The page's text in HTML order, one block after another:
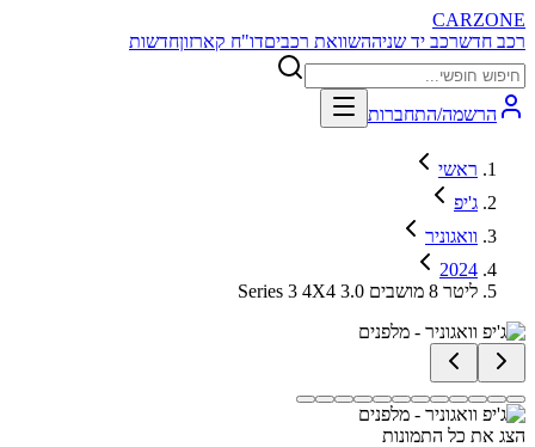
CARZONE
רכב חדשרכב יד שניההשוואת רכביםדו"ח קארזוןחדשות
הרשמה/התחברות
ראשי
ג'יפ
וואגוניר
2024
Series 3 4X4 3.0 ליטר 8 מושבים
הצג את כל התמונות